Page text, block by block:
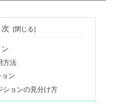
次
方法
ン
ションの見分け方